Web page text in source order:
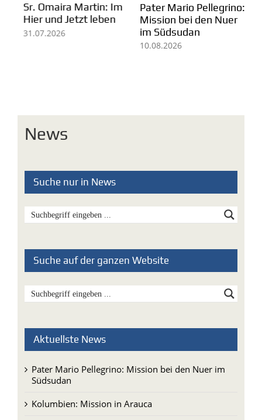
Sr. Omaira Martin: Im
Hier und Jetzt leben
31.07.2026
Pater Mario Pellegrino:
Mission bei den Nuer
im Südsudan
10.08.2026
News
Suche nur in News
Suche auf der ganzen Website
Aktuellste News
Pater Mario Pellegrino: Mission bei den Nuer im
Südsudan
Kolumbien: Mission in Arauca